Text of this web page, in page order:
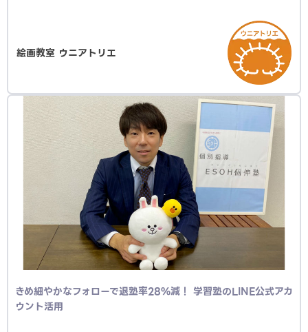
絵画教室 ウニアトリエ
きめ細やかなフォローで退塾率28%減！ 学習塾のLINE公式アカ
ウント活用